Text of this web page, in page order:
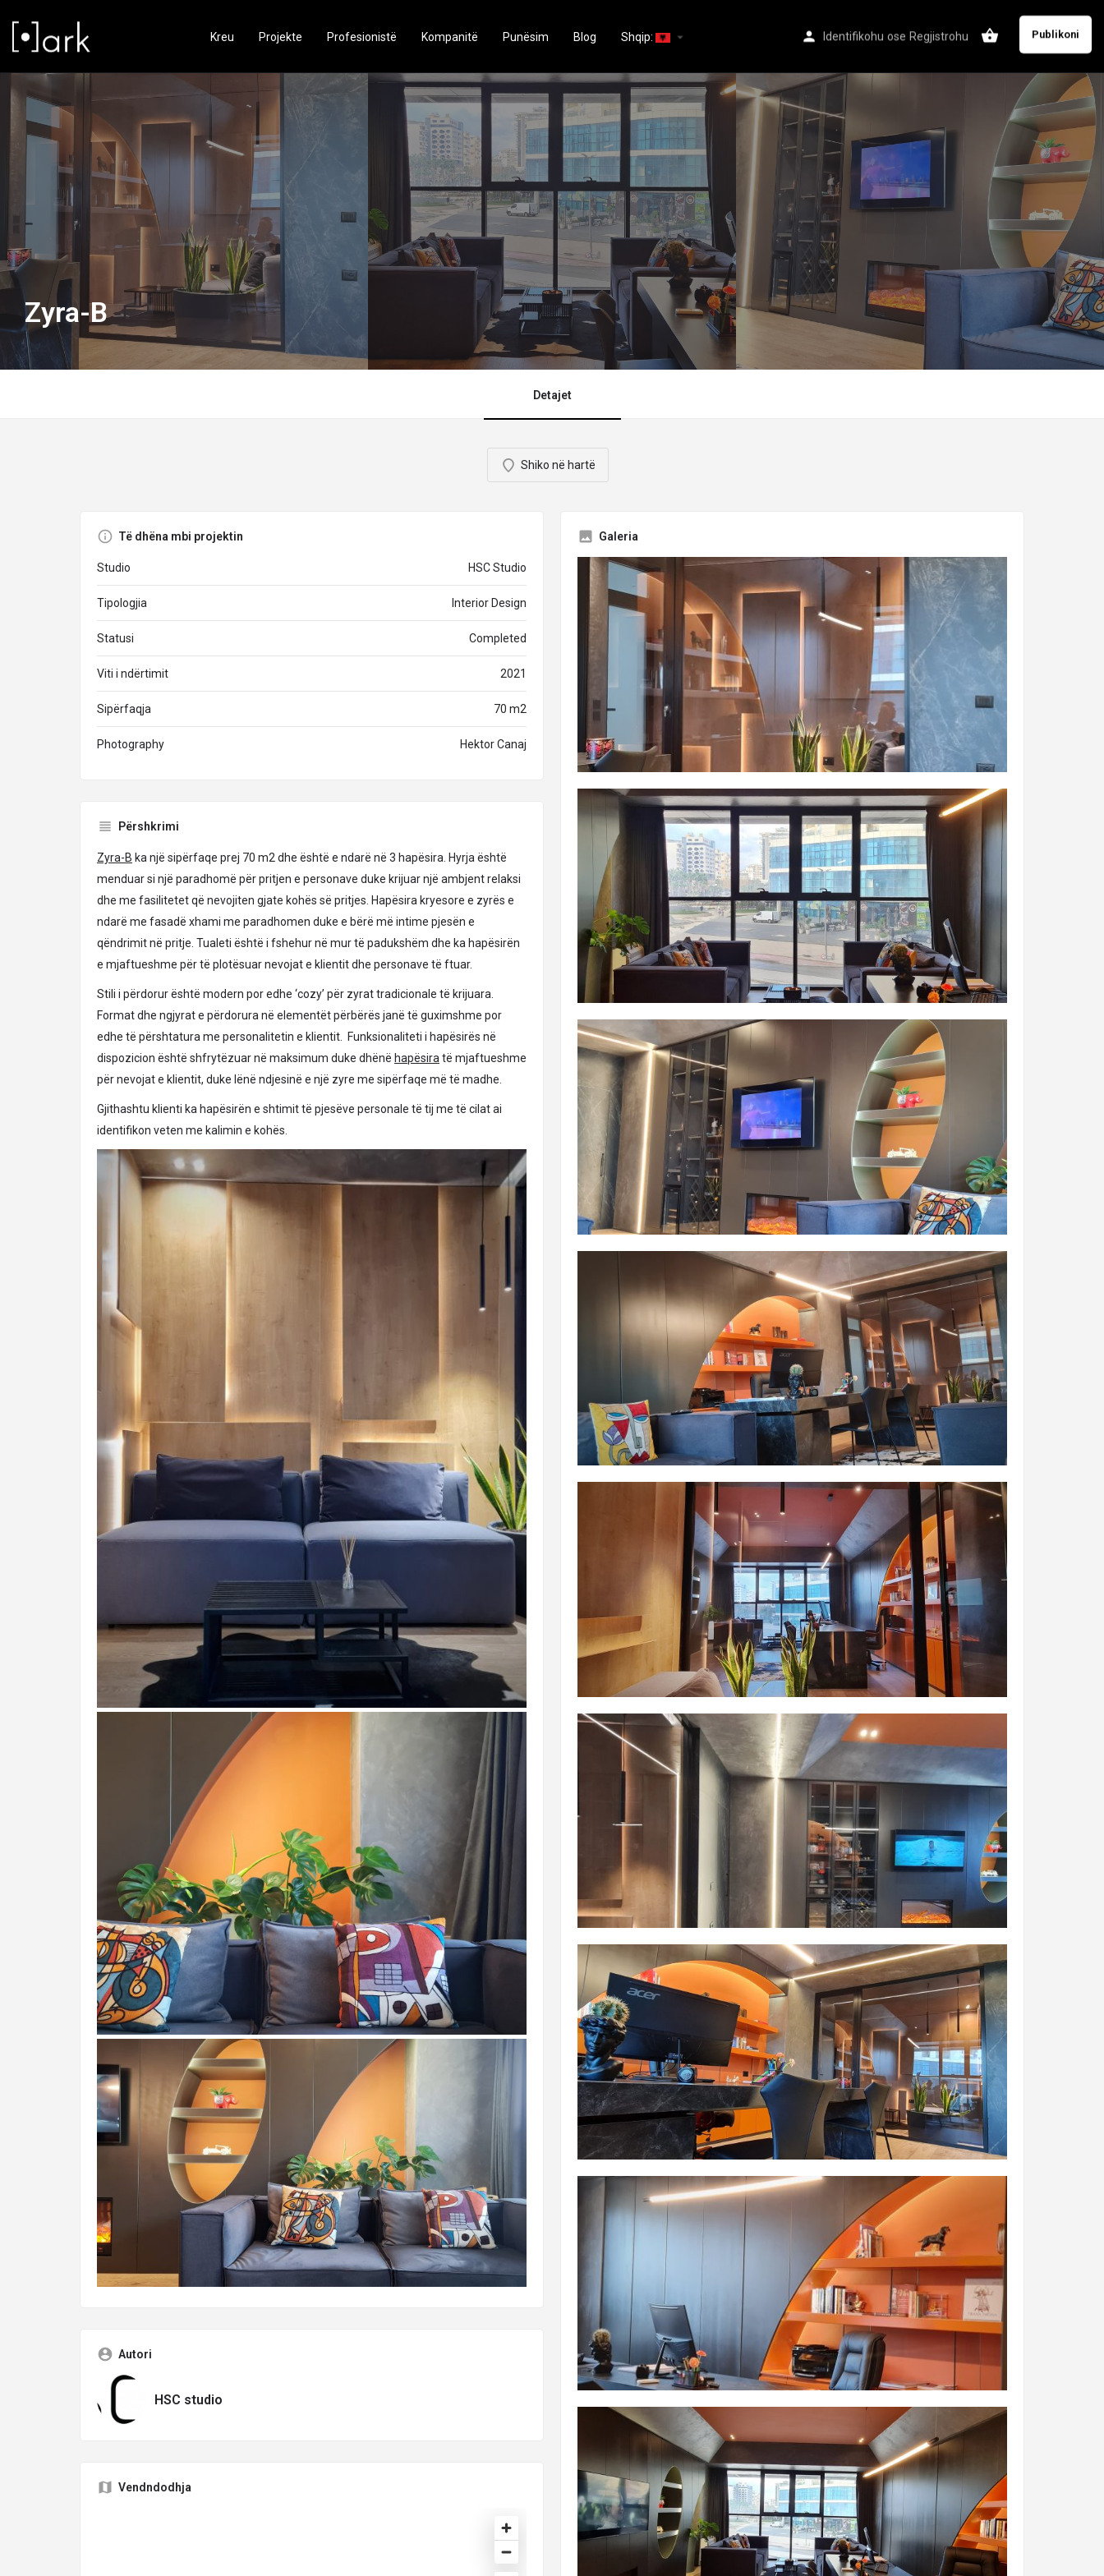
Identifikohu ose Regjistrohu Publikoni
Kreu Projekte Profesionistë Kompanitë Punësim Blog Shqip: arrow_drop_down
Zyra-B
Detajet
Shiko në hartë
Të dhëna mbi projektin
Studio HSC Studio
Tipologjia Interior Design
Statusi Completed
Viti i ndërtimit 2021
Sipërfaqja 70 m2
Photography Hektor Canaj
Përshkrimi
Zyra-B ka një sipërfaqe prej 70 m2 dhe është e ndarë në 3 hapësira. Hyrja është
menduar si një paradhomë për pritjen e personave duke krijuar një ambjent relaksi
dhe me fasilitetet që nevojiten gjate kohës së pritjes. Hapësira kryesore e zyrës e
ndarë me fasadë xhami me paradhomen duke e bërë më intime pjesën e
qëndrimit në pritje. Tualeti është i fshehur në mur të padukshëm dhe ka hapësirën
e mjaftueshme për të plotësuar nevojat e klientit dhe personave të ftuar.
Stili i përdorur është modern por edhe ‘cozy’ për zyrat tradicionale të krijuara.
Format dhe ngjyrat e përdorura në elementët përbërës janë të guximshme por
edhe të përshtatura me personalitetin e klientit. Funksionaliteti i hapësirës në
dispozicion është shfrytëzuar në maksimum duke dhënë hapësira të mjaftueshme
për nevojat e klientit, duke lënë ndjesinë e një zyre me sipërfaqe më të madhe.
Gjithashtu klienti ka hapësirën e shtimit të pjesëve personale të tij me të cilat ai
identifikon veten me kalimin e kohës.
Autori
HSC studio
Vendndodhja
Galeria